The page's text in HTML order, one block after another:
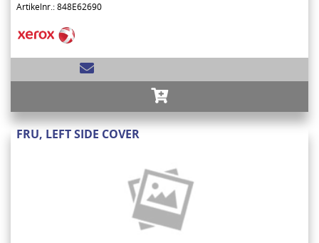
Artikelnr.: 848E62690
FRU, LEFT SIDE COVER